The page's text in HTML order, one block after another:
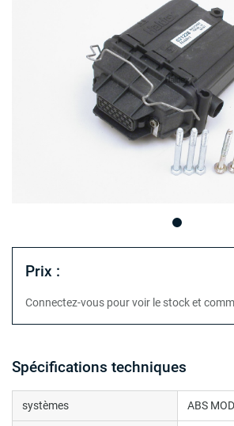
Prix :
Connectez-vous pour voir le stock et
Spécifications techniques
systèmes ABS